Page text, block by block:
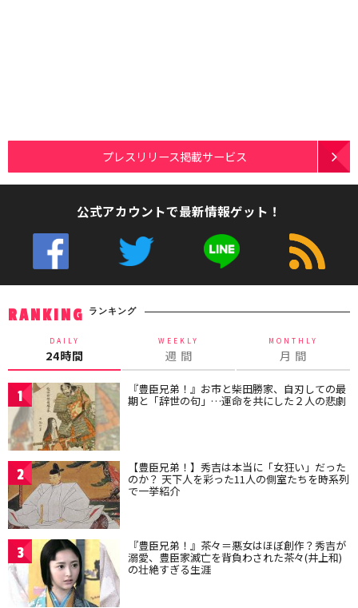
プレスリリース掲載サービス
公式アカウントで最新情報ゲット！
RANKING ランキング
DAILY
24時間
WEEKLY
週 間
MONTHLY
月 間
1 『豊臣兄弟！』お市と柴田勝家、自刃しての最
期と「辞世の句」…運命を共にした２人の悲劇
2 【豊臣兄弟！】秀吉は本当に「女狂い」だった
のか？ 天下人を彩った11人の側室たちを時系列
で一挙紹介
3 『豊臣兄弟！』茶々＝悪女はほぼ創作？秀吉が
溺愛、豊臣家滅亡を背負わされた茶々(井上和)
の壮絶すぎる生涯